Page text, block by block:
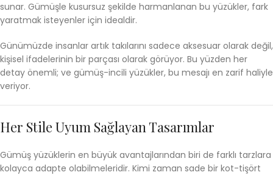
sunar. Gümüşle kusursuz şekilde harmanlanan bu yüzükler, fark
yaratmak isteyenler için idealdir.
Günümüzde insanlar artık takılarını sadece aksesuar olarak değil,
kişisel ifadelerinin bir parçası olarak görüyor. Bu yüzden her
detay önemli; ve gümüş-incili yüzükler, bu mesajı en zarif haliyle
veriyor.
Her Stile Uyum Sağlayan Tasarımlar
Gümüş yüzüklerin en büyük avantajlarından biri de farklı tarzlara
kolayca adapte olabilmeleridir. Kimi zaman sade bir kot-tişört